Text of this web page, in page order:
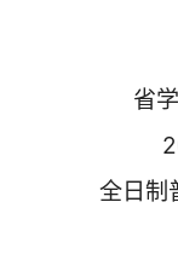
省
全日制